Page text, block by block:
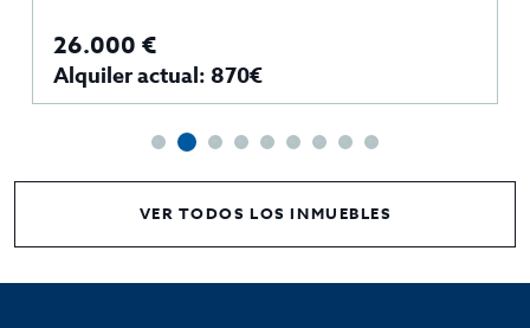
26.000 €
Alquiler actual: 870€
VER TODOS LOS INMUEBLES